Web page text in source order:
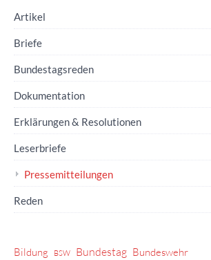
Artikel
Briefe
Bundestagsreden
Dokumentation
Erklärungen & Resolutionen
Leserbriefe
Pressemitteilungen
Reden
Bildung BSW Bundestag Bundeswehr